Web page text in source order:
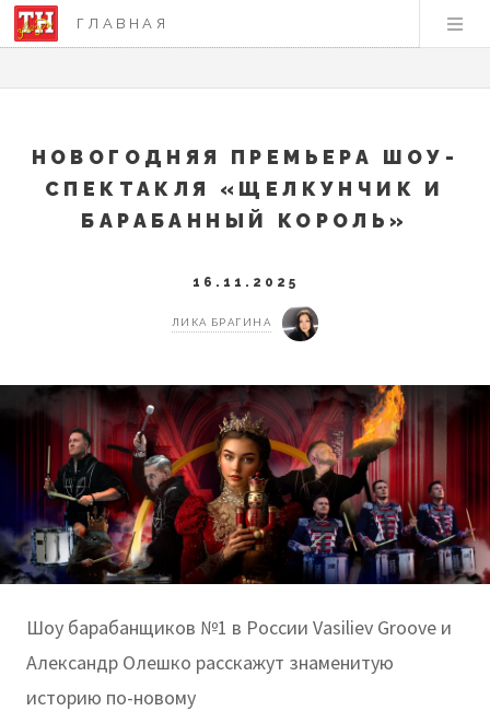
ГЛАВНАЯ
НОВОГОДНЯЯ ПРЕМЬЕРА ШОУ-
СПЕКТАКЛЯ «ЩЕЛКУНЧИК И
БАРАБАННЫЙ КОРОЛЬ»
16.11.2025
ЛИКА БРАГИНА
Шоу барабанщиков №1 в России Vasiliev Groove и
Александр Олешко расскажут знаменитую
историю по-новому